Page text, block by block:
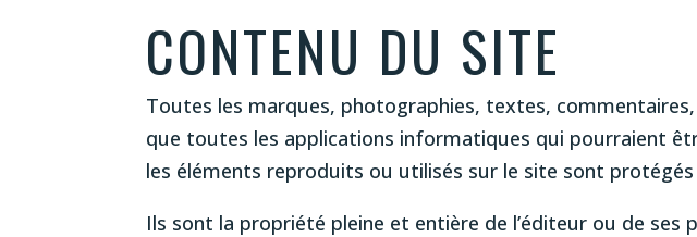
CONTENU DU SITE
Toutes les marques, photographies, textes,
que toutes les applications informatiques qui pourraient
les éléments reproduits ou utilisés sur le site sont
Ils sont la propriété pleine et entière de l’éditeur ou de